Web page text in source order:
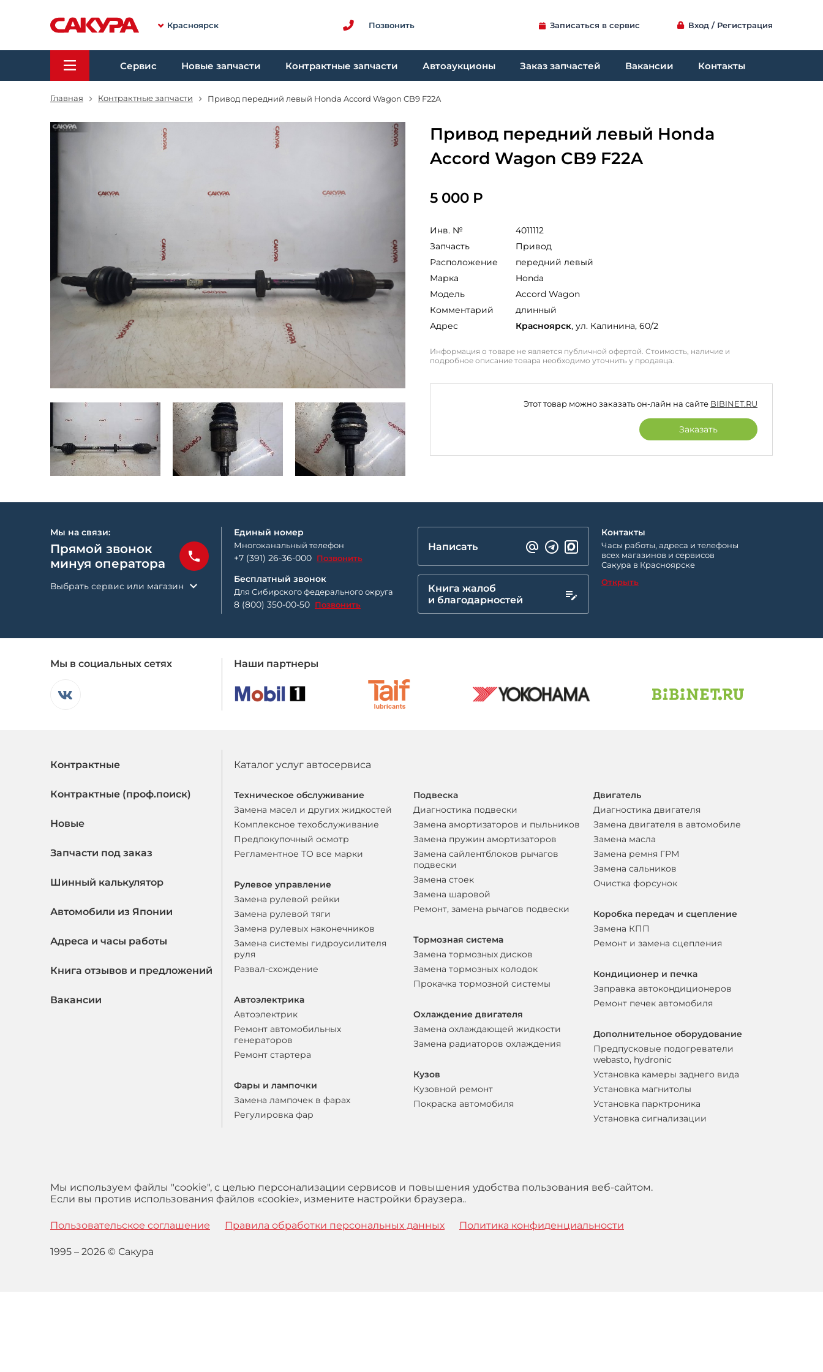
Красноярск Позвонить Записаться в сервис Вход / Регистрация
Сервис Новые запчасти Контрактные запчасти Автоаукционы Заказ запчастей Вакансии Контакты
Главная Контрактные запчасти Привод передний левый Honda Accord Wagon CB9 F22A
Привод передний левый Honda
Accord Wagon CB9 F22A
5 000 Р
Инв. №
4011112
Запчасть
Привод
Расположение
передний левый
Марка
Honda
Модель
Accord Wagon
Комментарий
длинный
Адрес
Красноярск, ул. Калинина, 60/2
Информация о товаре не является публичной офертой. Стоимость, наличие и
подробное описание товара необходимо уточнить у продавца.
Этот товар можно заказать он-лайн на сайте BIBINET.RU
Заказать
Мы на связи:
Прямой звонок
минуя оператора
Выбрать сервис или магазин
Единый номер
Многоканальный телефон
+7 (391) 26-36-000 Позвонить
Бесплатный звонок
Для Сибирского федерального округа
8 (800) 350-00-50 Позвонить
Написать
Книга жалоб
и благодарностей
Контакты
Часы работы, адреса и телефоны
всех магазинов и сервисов
Сакура в Красноярске
Открыть
Мы в социальных сетях Наши партнеры
Контрактные
Контрактные (проф.поиск)
Новые
Запчасти под заказ
Шинный калькулятор
Автомобили из Японии
Адреса и часы работы
Книга отзывов и предложений
Вакансии
Каталог услуг автосервиса
Техническое обслуживание
Замена масел и других жидкостей
Комплексное техобслуживание
Предпокупочный осмотр
Регламентное ТО все марки
Рулевое управление
Замена рулевой рейки
Замена рулевой тяги
Замена рулевых наконечников
Замена системы гидроусилителя
руля
Развал-схождение
Автоэлектрика
Автоэлектрик
Ремонт автомобильных
генераторов
Ремонт стартера
Фары и лампочки
Замена лампочек в фарах
Регулировка фар
Подвеска
Диагностика подвески
Замена амортизаторов и пыльников
Замена пружин амортизаторов
Замена сайлентблоков рычагов
подвески
Замена стоек
Замена шаровой
Ремонт, замена рычагов подвески
Тормозная система
Замена тормозных дисков
Замена тормозных колодок
Прокачка тормозной системы
Охлаждение двигателя
Замена охлаждающей жидкости
Замена радиаторов охлаждения
Кузов
Кузовной ремонт
Покраска автомобиля
Двигатель
Диагностика двигателя
Замена двигателя в автомобиле
Замена масла
Замена ремня ГРМ
Замена сальников
Очистка форсунок
Коробка передач и сцепление
Замена КПП
Ремонт и замена сцепления
Кондиционер и печка
Заправка автокондиционеров
Ремонт печек автомобиля
Дополнительное оборудование
Предпусковые подогреватели
webasto, hydronic
Установка камеры заднего вида
Установка магнитолы
Установка парктроника
Установка сигнализации
Мы используем файлы "cookie", с целью персонализации сервисов и повышения удобства пользования веб-сайтом.
Если вы против использования файлов «cookie», измените настройки браузера..
Пользовательское соглашение Правила обработки персональных данных Политика конфиденциальности
1995 – 2026 © Сакура